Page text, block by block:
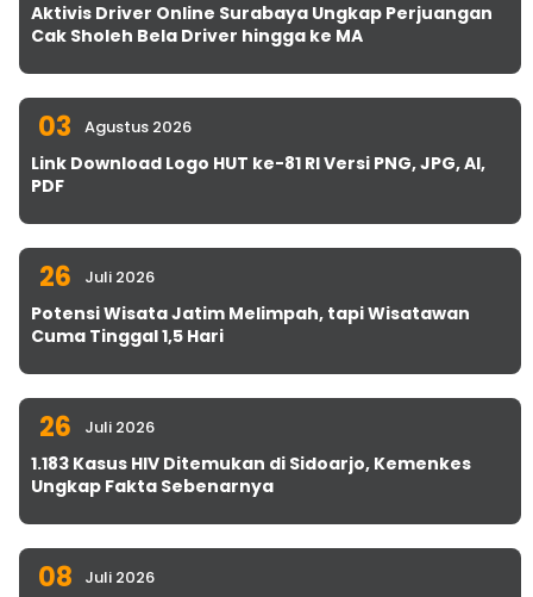
Aktivis Driver Online Surabaya Ungkap Perjuangan
Cak Sholeh Bela Driver hingga ke MA
03 Agustus 2026
Link Download Logo HUT ke-81 RI Versi PNG, JPG, AI,
PDF
26 Juli 2026
Potensi Wisata Jatim Melimpah, tapi Wisatawan
Cuma Tinggal 1,5 Hari
26 Juli 2026
1.183 Kasus HIV Ditemukan di Sidoarjo, Kemenkes
Ungkap Fakta Sebenarnya
08 Juli 2026